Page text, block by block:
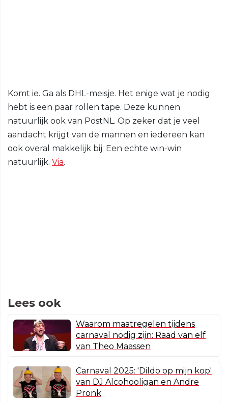
Komt ie. Ga als DHL-meisje. Het enige wat je nodig
hebt is een paar rollen tape. Deze kunnen
natuurlijk ook van PostNL. Op zeker dat je veel
aandacht krijgt van de mannen en iedereen kan
ook overal makkelijk bij. Een echte win-win
natuurlijk. Via.
Lees ook
Waarom maatregelen tijdens
carnaval nodig zijn: Raad van elf
van Theo Maassen
Carnaval 2025: 'Dildo op mijn kop'
van DJ Alcohooligan en Andre
Pronk